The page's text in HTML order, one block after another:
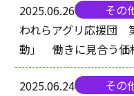
2025.06.26
その
われらアグリ応援団
動」 働きに見合う価
2025.06.24
その